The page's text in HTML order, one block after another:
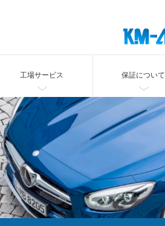
工場サービス 保証について